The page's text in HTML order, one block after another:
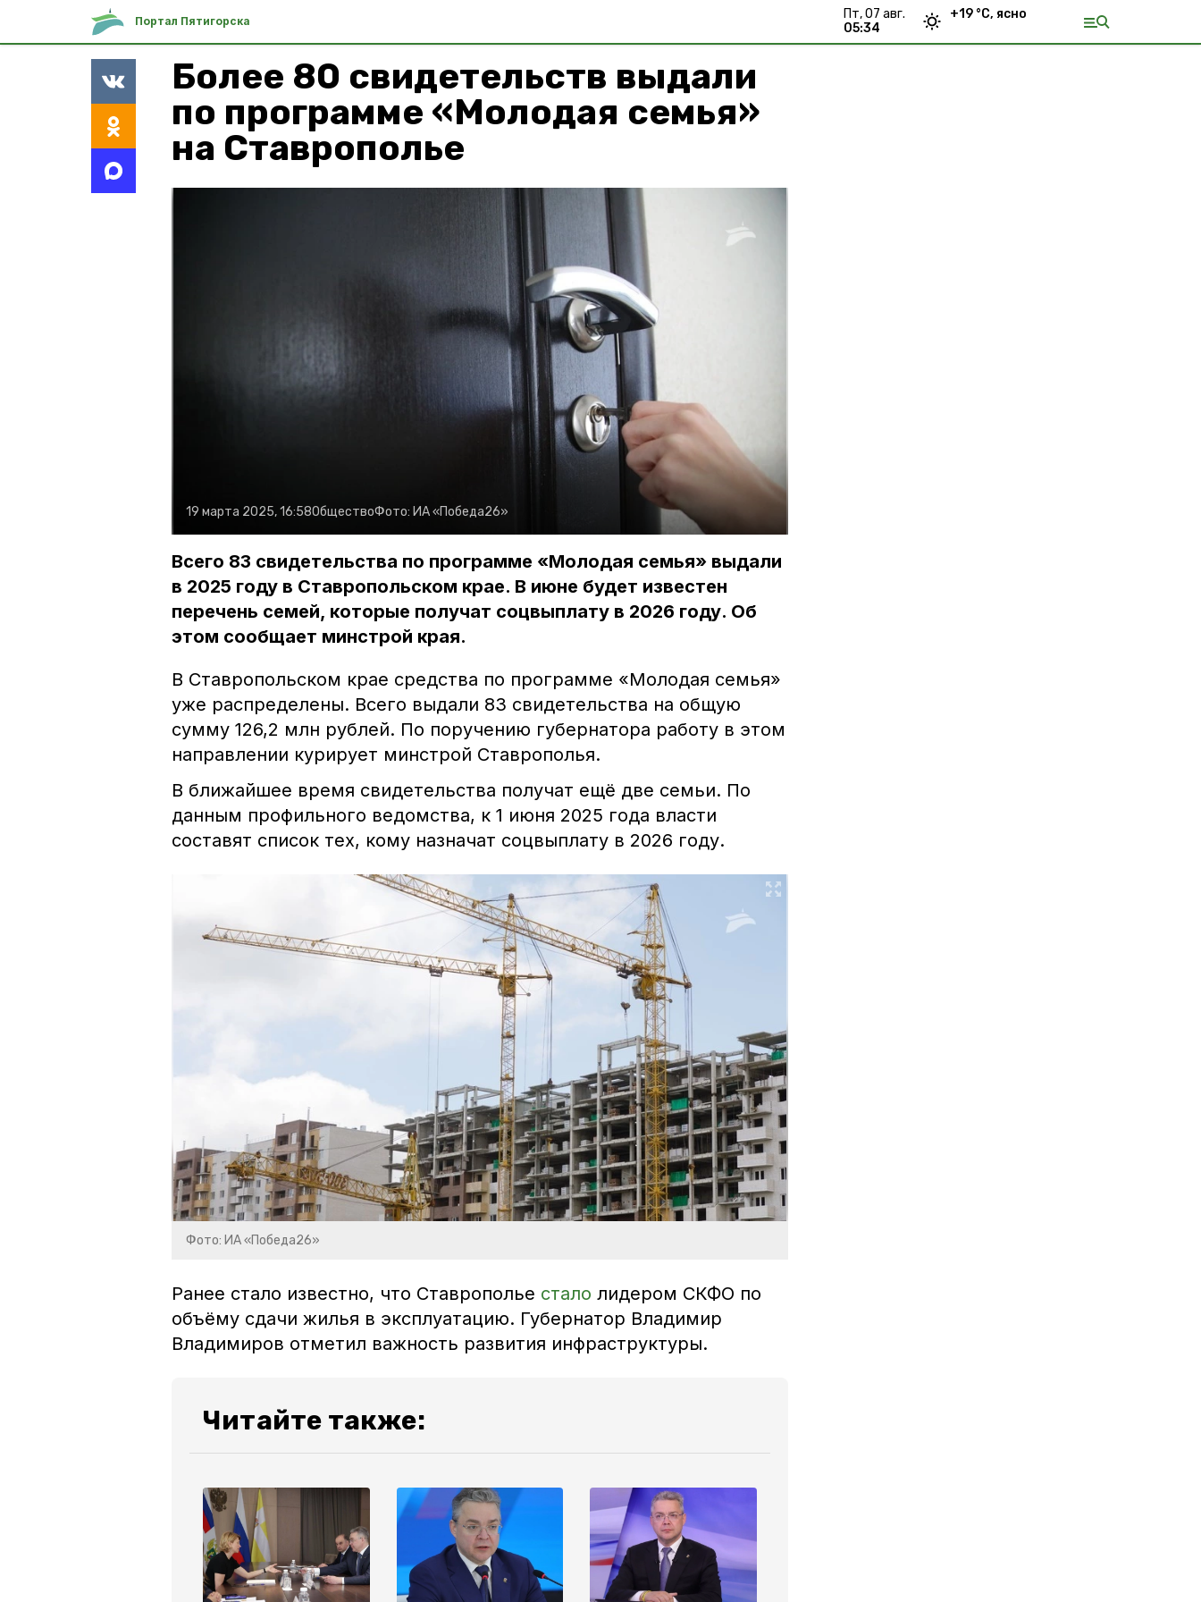
Портал Пятигорска
пт, 07 авг.
05:34
+19 °С, ясно
Более 80 свидетельств выдали
по программе «Молодая семья»
на Ставрополье
19 марта 2025, 16:58ОбществоФото: ИА «Победа26»
Всего 83 свидетельства по программе «Молодая семья» выдали
в 2025 году в Ставропольском крае. В июне будет известен
перечень семей, которые получат соцвыплату в 2026 году. Об
этом сообщает минстрой края.
В Ставропольском крае средства по программе «Молодая семья»
уже распределены. Всего выдали 83 свидетельства на общую
сумму 126,2 млн рублей. По поручению губернатора работу в этом
направлении курирует минстрой Ставрополья.
В ближайшее время свидетельства получат ещё две семьи. По
данным профильного ведомства, к 1 июня 2025 года власти
составят список тех, кому назначат соцвыплату в 2026 году.
Фото: ИА «Победа26»
Ранее стало известно, что Ставрополье стало лидером СКФО по
объёму сдачи жилья в эксплуатацию. Губернатор Владимир
Владимиров отметил важность развития инфраструктуры.
Читайте также: